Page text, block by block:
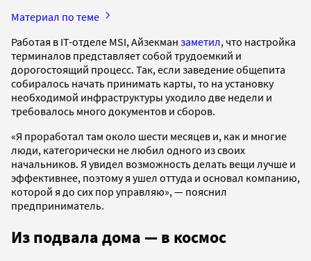
Материал по теме
Работая в IT-отделе MSI, Айзекман заметил, что настройка
терминалов представляет собой трудоемкий и
дорогостоящий процесс. Так, если заведение общепита
собиралось начать принимать карты, то на установку
необходимой инфраструктуры уходило две недели и
требовалось много документов и сборов.
«Я проработал там около шести месяцев и, как и многие
люди, категорически не любил одного из своих
начальников. Я увидел возможность делать вещи лучше и
эффективнее, поэтому я ушел оттуда и основал компанию,
которой я до сих пор управляю», — пояснил
предприниматель.
Из подвала дома — в космос